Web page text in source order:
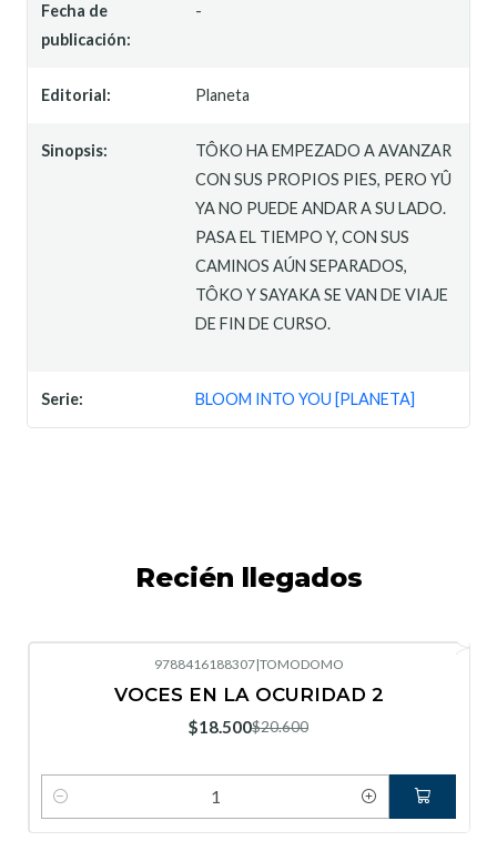
Fecha de
publicación:
-
Editorial: Planeta
Sinopsis:
TÔKO HA EMPEZADO A AVANZAR
CON SUS PROPIOS PIES, PERO YÛ
YA NO PUEDE ANDAR A SU LADO.
PASA EL TIEMPO Y, CON SUS
CAMINOS AÚN SEPARADOS,
TÔKO Y SAYAKA SE VAN DE VIAJE
DE FIN DE CURSO.
Serie: BLOOM INTO YOU [PLANETA]
Recién llegados
9788416188307|TOMODOMO
VOCES EN LA OCURIDAD 2
$18.500$20.600
Cantidad